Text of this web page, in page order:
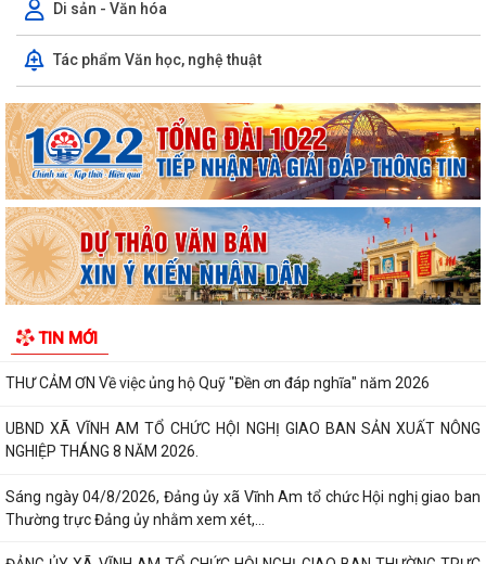
Di sản - Văn hóa
Tác phẩm Văn học, nghệ thuật
TIN MỚI
UBND XÃ VĨNH AM TỔ CHỨC HỘI NGHỊ ĐÁNH GIÁ KẾT QUẢ THỰC HIỆN
NHIỆM VỤ THÁNG 7, TRIỂN KHAI NHIỆM VỤ...
CẢNH BÁO CÁC THỦ ĐOẠN LỪA ĐẢO TRÊN KHÔNG GIAN MẠNG –
NGƯỜI DÂN TUYỆT ĐỐI KHÔNG CHỦ QUAN!
ĐỊA CHỈ ĐỎ TRÊN QUÊ HƯƠNG VĨNH AM – NƠI THÀNH LẬP CHI BỘ
ĐẢNG CỘNG SẢN ĐẦU TIÊN CỦA HUYỆN VĨNH BẢO.
THƯ CẢM ƠN Về việc ủng hộ Quỹ "Đền ơn đáp nghĩa" năm 2026
UBND XÃ VĨNH AM TỔ CHỨC HỘI NGHỊ GIAO BAN SẢN XUẤT NÔNG
NGHIỆP THÁNG 8 NĂM 2026.
Sáng ngày 04/8/2026, Đảng ủy xã Vĩnh Am tổ chức Hội nghị giao ban
Thường trực Đảng ủy nhằm xem xét,...
ĐẢNG ỦY XÃ VĨNH AM TỔ CHỨC HỘI NGHỊ GIAO BAN THƯỜNG TRỰC
ĐẢNG ỦY!
XÃ VĨNH AM ĐẨY MẠNH TUYÊN TRUYỀN THỰC HIỆN NGHỊ QUYẾT SỐ
57-NQ/TW VÀ KẾ HOẠCH HÀNH ĐỘNG 100 NGÀY VỀ...
UBND XÃ VĨNH AM THAM DỰ HỘI NGHỊ TRỰC TUYẾN VỀ TRIỂN KHAI